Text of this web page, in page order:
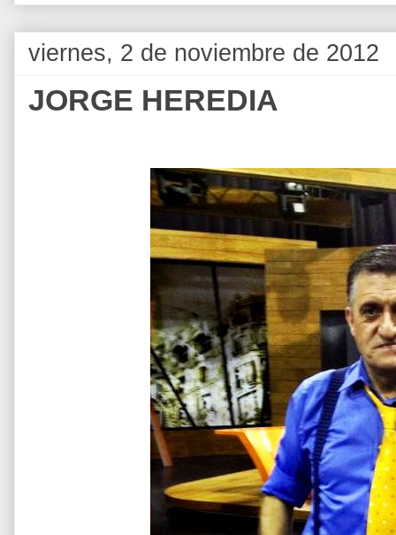
viernes, 2 de noviembre de 2012
JORGE HEREDIA